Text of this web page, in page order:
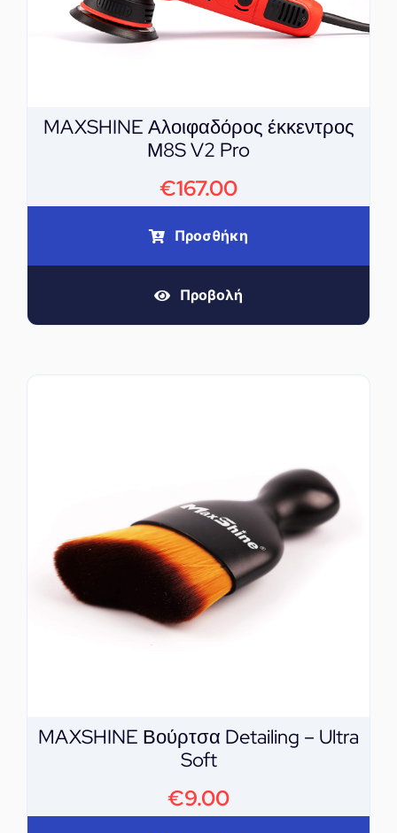
MAXSHINE Αλοιφαδόρος έκκεντρος
Μ8S V2 Pro
€167.00
Προσθήκη
Προβολή
MAXSHINE Βούρτσα Detailing – Ultra
Soft
€9.00